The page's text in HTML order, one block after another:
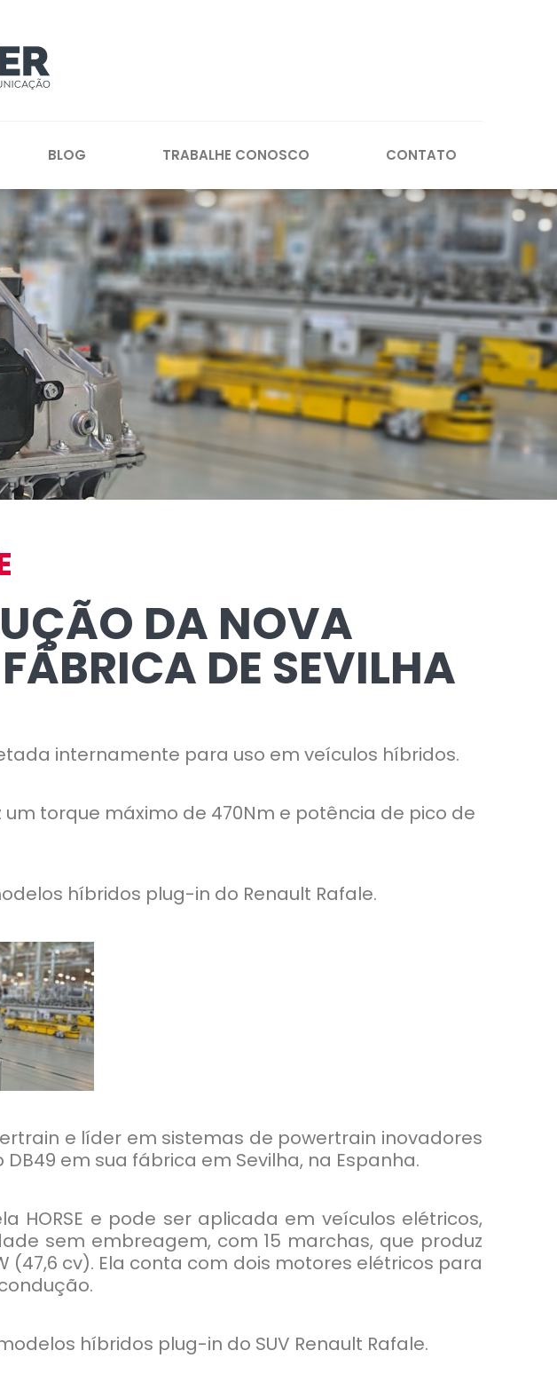
BLOG TRABALHE CONOSCO CONTATO
DA NOVA
DE SEVILHA
internamente para uso em veículos híbridos.
torque máximo de 470Nm e potência de pico de
híbridos plug-in do Renault Rafale.
e líder em sistemas de powertrain inovadores
em sua fábrica em Sevilha, na Espanha.
e pode ser aplicada em veículos elétricos,
sem embreagem, com 15 marchas, que produz
cv). Ela conta com dois motores elétricos para
híbridos plug-in do SUV Renault Rafale.